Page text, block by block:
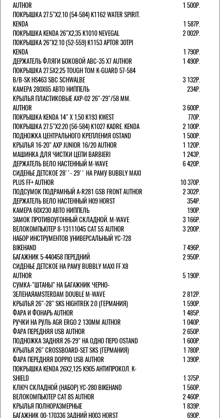
AUTHOR
1 500Р.
ПОКРЫШКА 27.5"Х2.10 (54-584) K1162 WATER SPIRIT.
KENDA
1 587Р.
ПОКРЫШКА KENDA 26"Х2,35 K1010 NEVEGAL
2 002Р.
ПОКРЫШКА 26"Х2.10 (52-559) K1153 APTOR 30TPI
KENDA
1 790Р.
ДЕРЖАТЕЛЬ ФЛЯГИ БОКОВОЙ ABC-35 X7 AUTHOR
1 490Р.
ПОКРЫШКА 27.5X2.25 TOUGH TOM K-GUARD 57-584
B/B-SK HS463 SBC SCHWALBE
3 132Р.
КАМЕРА 280Х65 АВТО НИППЕЛЬ
234Р.
КРЫЛЬЯ ПЛАСТИКОВЫЕ AXP-02 26"-29"/58 ММ.
AUTHOR
3 600Р.
ПОКРЫШКА KENDA 14" Х 1,50 K193 KWEST
770Р.
ПОКРЫШКА 27.5"Х2.20 (56-584) K1027 KADRE. KENDA
2 100Р.
ПОДНОЖКА ЦЕНТРАЛЬНОГО КРЕПЛЕНИЯ OSTAND
1 500Р.
КРЫЛЬЯ 16-20" AXP JUNIOR 16/20 AUTHOR
1 120Р.
МАШИНКА ДЛЯ ЧИСТКИ ЦЕПИ BARBIERI
1 243Р.
ДЕРЖАТЕЛЬ ВЕЛО НАСТЕННЫЙ M-WAVE
6 420Р.
СИДЕНЬЕ ДЕТСКОЕ 28''- 29'' НА РАМУ BUBBLY MAXI
PLUS FF+ AUTHOR
10 370Р.
ПОДСУМОК ПОДРАМНЫЙ A-R281 GSB FRONT AUTHOR
2 302Р.
ДЕРЖАТЕЛЬ ВЕЛО НАСТЕННЫЙ H09 HORST
354Р.
КАМЕРА 60X230 АВТО НИППЕЛЬ
190Р.
ЗАМОК ПРОТИВОУГОННЫЙ СКЛАДНОЙ. M-WAVE
3 166Р.
ВЕЛОКОМПЬЮТЕР 8-13111045 CAT 5S AUTHOR
3 200Р.
НАБОР ИНСТРУМЕНТОВ УНИВЕРСАЛЬНЫЙ YC-728
BIKEHAND
7 496Р.
БАГАЖНИК 5-440458 ПЕРЕДНИЙ
2 950Р.
СИДЕНЬЕ ДЕТСКОЕ НА РАМУ BUBBLY MAXI FF X8
AUTHOR
5 190Р.
СУМКА-"ШТАНЫ" НА БАГАЖНИК ЧЕРНО-
ЗЕЛЕНАЯAMSTERDAM DOUBLE M-WAVE
2 812Р.
КРЫЛЬЯ 26"-28" SKS HIGHTREK 2.0 (ГЕРМАНИЯ)
1 590Р.
ФАРА И ФОНАРЬ AUTHOR
1 485Р.
РУЧКИ НА РУЛЬ AGR ERGO 2 130ММ AUTHOR
1 040Р.
ФАРА ПЕРЕДНЯЯ USB AUTHOR
2 650Р.
ПОДНОЖКА ЗАДНЯЯ 26-29" НА ОДНО ПЕРО OSTAND
1 600Р.
КРЫЛЬЯ 26" CROSSBOARD-SET SKS (ГЕРМАНИЯ)
1 780Р.
ФАРА ПЕРЕДНЯЯ DOPPIO USB AUTHOR
1 390Р.
ПОКРЫШКА KENDA 26Х2,125 K905 АНТИПРОКОЛ. K-
SHIELD
1 375Р.
КЛЮЧ СКЛАДНОЙ (НАБОР) YC-280 BIKEHAND
1 560Р.
ВЕЛОКОМПЬЮТЕР CAT 8S AUTHOR
2 460Р.
КРЫЛЬЯ ПОЛНОРАЗМЕРНЫЕ
1 839Р.
БАГАЖНИК 00-170336 ЗАДНИЙ H003 HORST
690Р.